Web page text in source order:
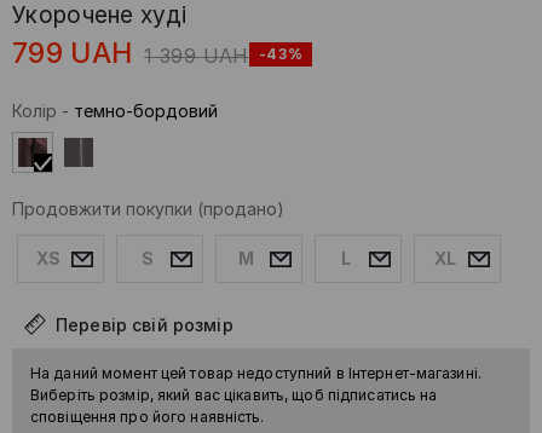
Укорочене худі
799 UAH 1 399 UAH -43%
Колір - темно-бордовий
Продовжити покупки (продано)
XS S M L XL
Перевір свій розмір
На даний момент цей товар недоступний в Інтернет-магазині.
Виберіть розмір, який вас цікавить, щоб підписатись на
сповіщення про його наявність.